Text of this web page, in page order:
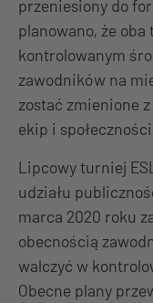
przeniesiony do
planowano, że
kontrolowanym
zawodników na
zostać zmienione
ekip i
Lipcowy turniej
udziału
marca 2020 roku
obecnością
walczyć w
Obecne plany